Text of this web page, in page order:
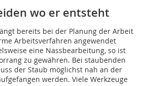
wo er entsteht
bereits bei der Planung der Arbeit
Arbeitsverfahren angewendet
eine Nassbearbeitung, so ist
zu gewähren. Bei staubenden
der Staub möglichst nah an der
werden. Viele Werkzeuge